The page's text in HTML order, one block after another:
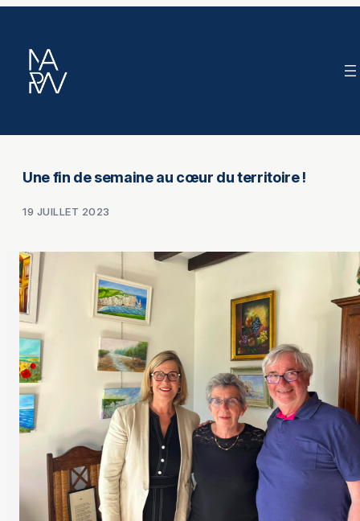
contenu
Une fin de semaine au cœur du territoire !
19 JUILLET 2023